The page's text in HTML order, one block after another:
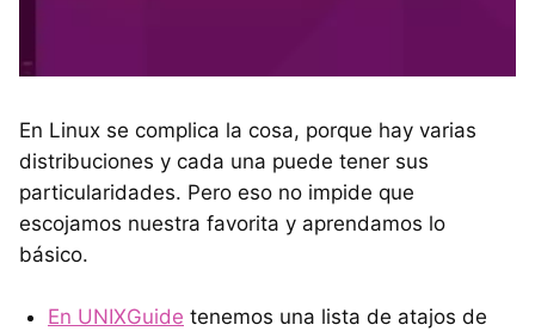
En Linux se complica la cosa, porque hay varias
distribuciones y cada una puede tener sus
particularidades. Pero eso no impide que
escojamos nuestra favorita y aprendamos lo
básico.
En UNIXGuide tenemos una lista de atajos de